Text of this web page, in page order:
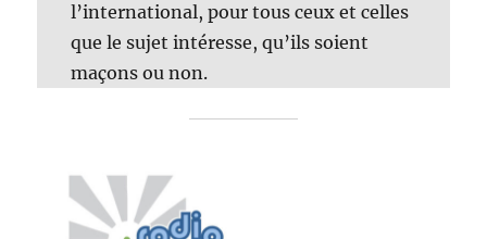
l’international, pour tous ceux et celles
que le sujet intéresse, qu’ils soient
maçons ou non.